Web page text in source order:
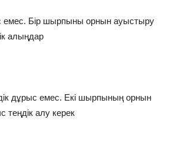
емес. Бір шырпыны орнын ауыстыру
алыңдар
дұрыс емес. Екі шырпының орнын
теңдік алу керек